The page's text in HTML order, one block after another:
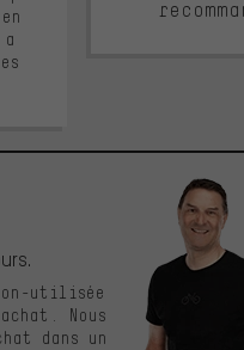
utilisée
Nous
dans un